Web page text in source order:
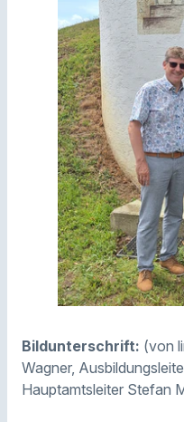
Bildunterschrift: (von
Wagner,
Hauptamtsleiter Stefan